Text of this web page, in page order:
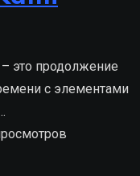
– это продолжение
с элементами